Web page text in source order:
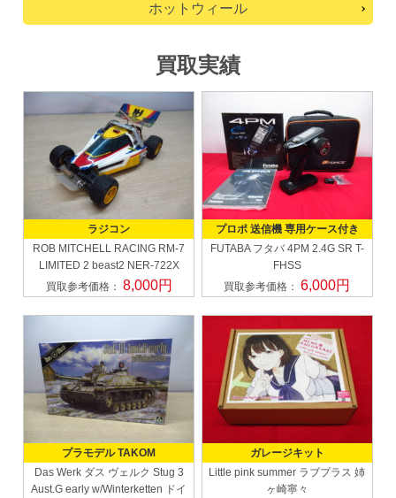
ホットウィール
買取実績
ラジコン
ROB MITCHELL RACING RM-7
LIMITED 2 beast2 NER-722X
買取参考価格： 8,000円
プロポ 送信機 専用ケース付き
FUTABA フタバ4PM 2.4G SR T-
FHSS
買取参考価格：6,000円
プラモデル TAKOM
Das Werk ダス ヴェルク Stug 3
Aust.G early w/Winterketten ドイ
ガレージキット
Little pink summer ラブプラス 姉
ヶ崎寧々